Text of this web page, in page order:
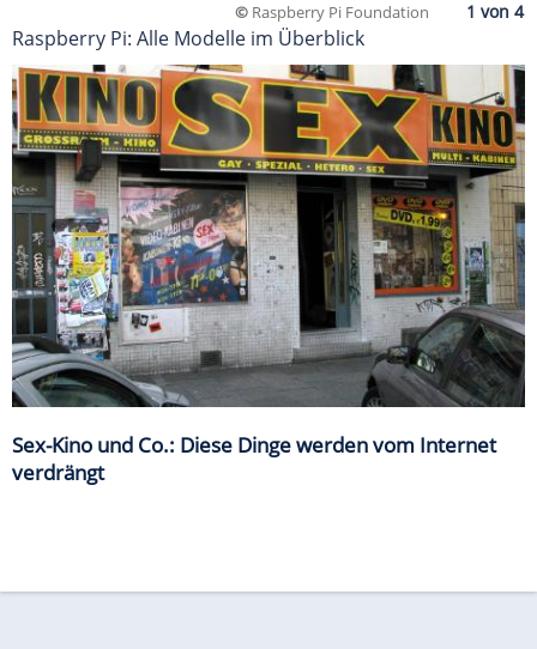
© Raspberry Pi Foundation
Raspberry Pi: Alle Modelle im Überblick
Sex-Kino und Co.: Diese Dinge werden vom Internet
verdrängt